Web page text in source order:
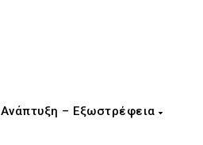
Ανάπτυξη – Εξωστρέφεια